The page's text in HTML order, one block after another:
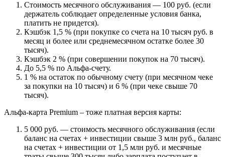
Стоимость месячного обслуживания — 100 руб. (если
держатель соблюдает определенные условия банка,
платить не придется).
Кэшбэк 1,5 % (при покупке со счета на 10 тысяч руб. в
месяц и более или среднемесячном остатке более 30
тысяч).
Кэшбэк 2 % (при совершении покупок на 70 тысяч).
До 5,5 % по Альфа-счету.
1 % на остаток по обычному счету (при месячном чеке
за покупки на 10 тысяч) и 6 % (при чеке свыше 70
тысяч).
Альфа-карта Premium – тоже платная версия карты:
5 000 руб. — стоимость месячного обслуживания (если
баланс на счетах + инвестиции свыше 3 млн руб., баланс
на счетах + инвестиции от 1,5 млн руб. и месячные